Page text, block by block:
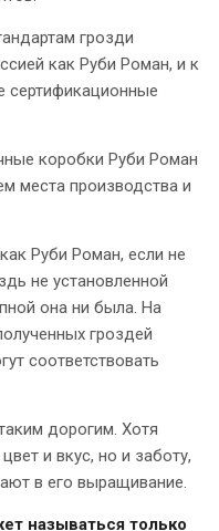
грозди
как Руби Роман, и к
сертификационные
коробки Руби Роман
места производства и
Руби Роман, если не
не установленной
она ни была. На
гроздей
соответствовать
дорогим. Хотя
и вкус, но и заботу,
в его выращивание.
называться только